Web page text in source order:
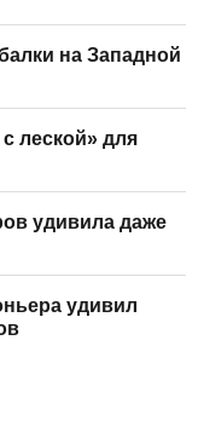
на Западной
леской» для
удивила даже
удивил